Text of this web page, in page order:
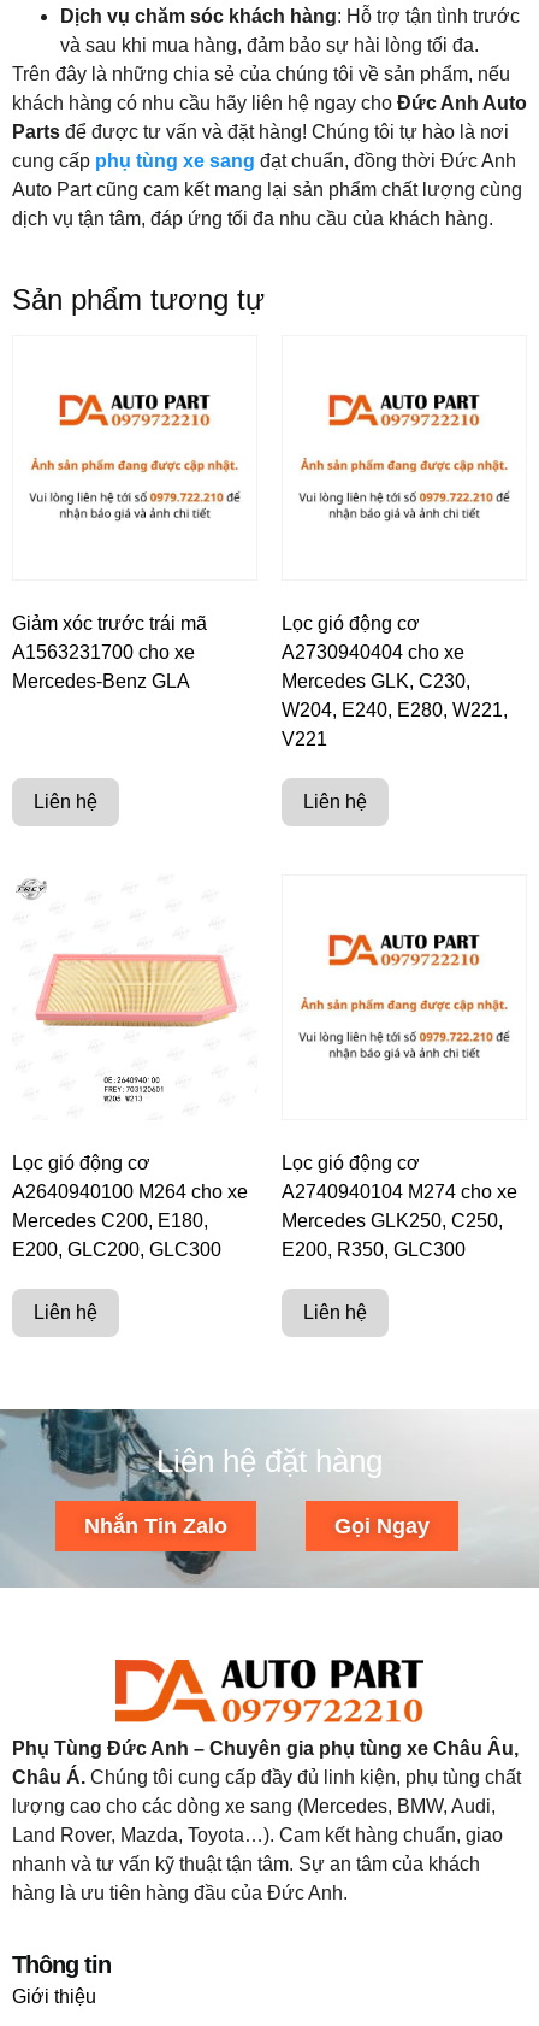
Dịch vụ chăm sóc khách hàng: Hỗ trợ tận tình trước
và sau khi mua hàng, đảm bảo sự hài lòng tối đa.
Trên đây là những chia sẻ của chúng tôi về sản phẩm, nếu
khách hàng có nhu cầu hãy liên hệ ngay cho Đức Anh Auto
Parts để được tư vấn và đặt hàng! Chúng tôi tự hào là nơi
cung cấp phụ tùng xe sang đạt chuẩn, đồng thời Đức Anh
Auto Part cũng cam kết mang lại sản phẩm chất lượng cùng
dịch vụ tận tâm, đáp ứng tối đa nhu cầu của khách hàng.
Sản phẩm tương tự
Giảm xóc trước trái mã
A1563231700 cho xe
Mercedes-Benz GLA
Liên hệ
Lọc gió động cơ
A2730940404 cho xe
Mercedes GLK, C230,
W204, E240, E280, W221,
V221
Liên hệ
Lọc gió động cơ
A2640940100 M264 cho xe
Mercedes C200, E180,
E200, GLC200, GLC300
Liên hệ
Lọc gió động cơ
A2740940104 M274 cho xe
Mercedes GLK250, C250,
E200, R350, GLC300
Liên hệ
Liên hệ đặt hàng
Nhắn Tin Zalo Gọi Ngay
Phụ Tùng Đức Anh – Chuyên gia phụ tùng xe Châu Âu,
Châu Á. Chúng tôi cung cấp đầy đủ linh kiện, phụ tùng chất
lượng cao cho các dòng xe sang (Mercedes, BMW, Audi,
Land Rover, Mazda, Toyota…). Cam kết hàng chuẩn, giao
nhanh và tư vấn kỹ thuật tận tâm. Sự an tâm của khách
hàng là ưu tiên hàng đầu của Đức Anh.
Thông tin
Giới thiệu